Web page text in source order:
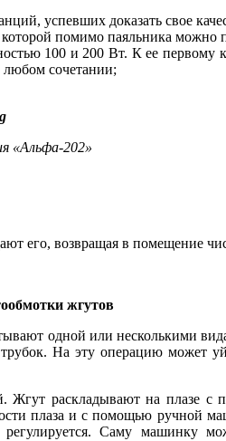
успевших доказать свое
помимо паяльника
100 и 200 Вт. К ее
сочетании;
«Альфа-202»
его, возвращая в помещение
жгутов
одной или несколькими
На эту операцию может
раскладывают на плазе с
плаза и с помощью ручной
Са­му машинку